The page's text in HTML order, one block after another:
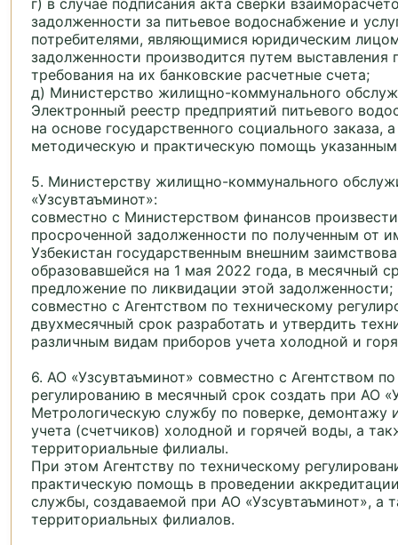
г) в случае подписания акта сверки
задолженности за питьевое водоснабжение и
потребителями, являющимися юридическим
задолженности производится путем выставления
требования на их банковские расчетные счета;
д) Министерство жилищно-коммунального
Электронный реестр предприятий питьевого
на основе государственного социального заказа,
методическую и практическую помощь
5. Министерству жилищно-коммунального
«Узсувтаъминот»:
совместно с Министерством финансов
просроченной задолженности по полученным от
Узбекистан государственным внешним
образовавшейся на 1 мая 2022 года, в месячный
предложение по ликвидации этой задолженности;
совместно с Агентством по техническому
двухмесячный срок разработать и утвердить
различным видам приборов учета холодной и
6. АО «Узсувтаъминот» совместно с Агентством
регулированию в месячный срок создать при АО
Метрологическую службу по поверке, демонтажу
учета (счетчиков) холодной и горячей воды, а
территориальные филиалы.
При этом Агентству по техническому
практическую помощь в проведении
службы, создаваемой при АО «Узсувтаъминот», а
территориальных филиалов.